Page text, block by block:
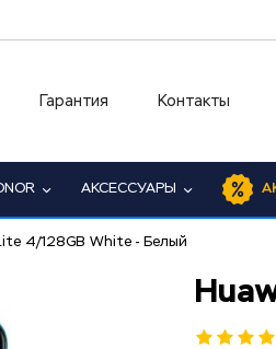
Гарантия Контакты
АКСЕССУАРЫ
4/128GB White - Белый